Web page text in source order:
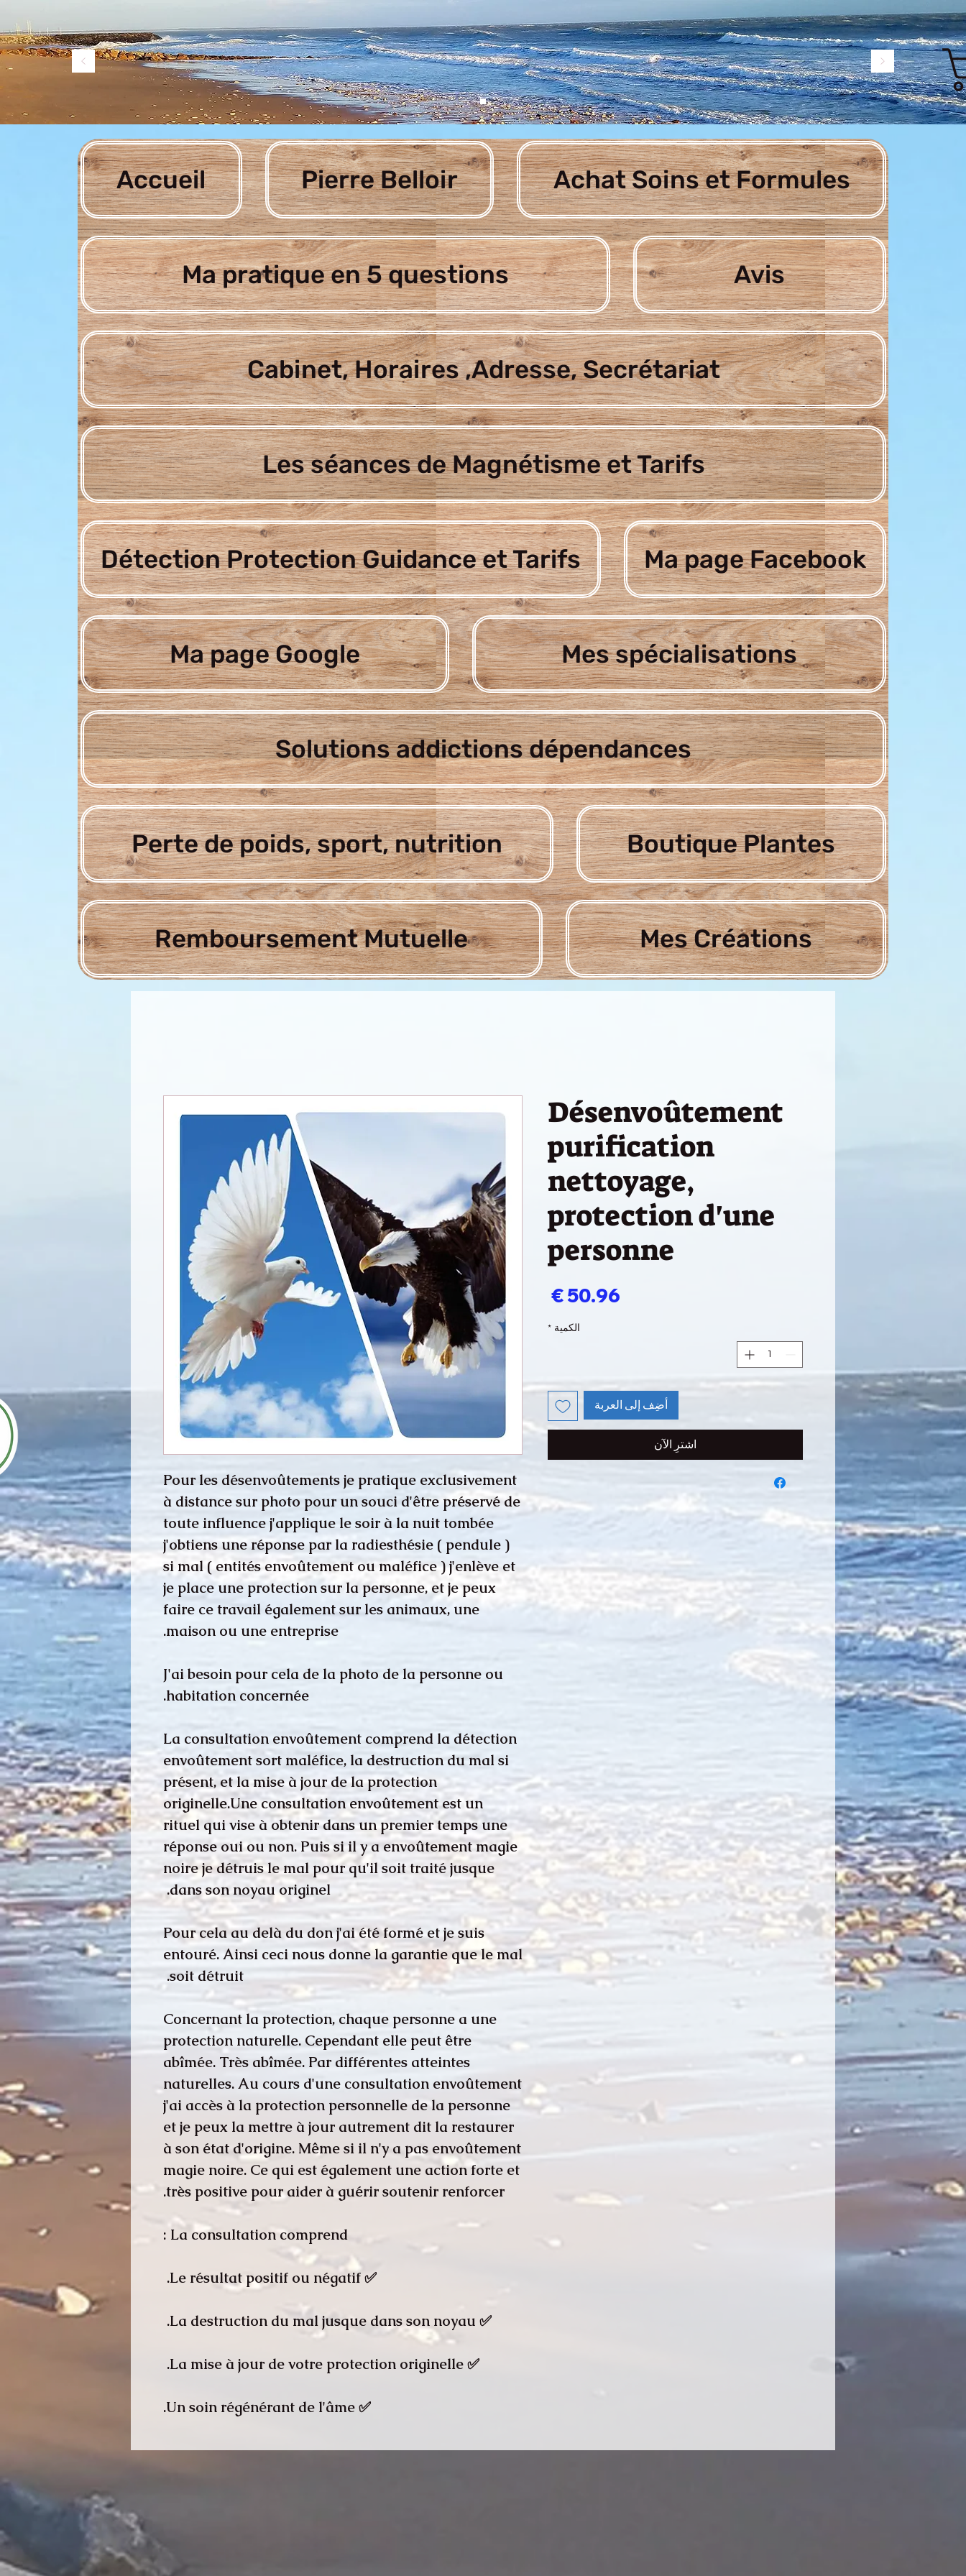
Accueil Pierre Belloir Achat Soins et Formules
Ma pratique en 5 questions Avis
Cabinet, Horaires ,Adresse, Secrétariat
Les séances de Magnétisme et Tarifs
Détection Protection Guidance et Tarifs Ma page Facebook
Ma page Google Mes spécialisations
Solutions addictions dépendances
Perte de poids, sport, nutrition Boutique Plantes
Remboursement Mutuelle Mes Créations
Pour les désenvoûtements je pratique exclusivement
à distance sur photo pour un souci d'être préservé de
toute influence j'applique le soir à la nuit tombée
j'obtiens une réponse par la radiesthésie ( pendule )
si mal ( entités envoûtement ou maléfice ) j'enlève et
je place une protection sur la personne, et je peux
faire ce travail également sur les animaux, une
maison ou une entreprise.
J'ai besoin pour cela de la photo de la personne ou
habitation concernée.
La consultation envoûtement comprend la détection
envoûtement sort maléfice, la destruction du mal si
présent, et la mise à jour de la protection
originelle.Une consultation envoûtement est un
rituel qui vise à obtenir dans un premier temps une
réponse oui ou non. Puis si il y a envoûtement magie
noire je détruis le mal pour qu'il soit traité jusque
dans son noyau originel.
Pour cela au delà du don j'ai été formé et je suis
entouré. Ainsi ceci nous donne la garantie que le mal
soit détruit.
Concernant la protection, chaque personne a une
protection naturelle. Cependant elle peut être
abîmée. Très abîmée. Par différentes atteintes
naturelles. Au cours d'une consultation envoûtement
j'ai accès à la protection personnelle de la personne
et je peux la mettre à jour autrement dit la restaurer
à son état d'origine. Même si il n'y a pas envoûtement
magie noire. Ce qui est également une action forte et
très positive pour aider à guérir soutenir renforcer.
La consultation comprend :
✅ Le résultat positif ou négatif.
✅ La destruction du mal jusque dans son noyau.
✅ La mise à jour de votre protection originelle.
✅ Un soin régénérant de l'âme.
Désenvoûtement
purification
nettoyage,
protection d'une
personne
السعر
الكمية *
أضِف إلى العربة
اشترِ الآن